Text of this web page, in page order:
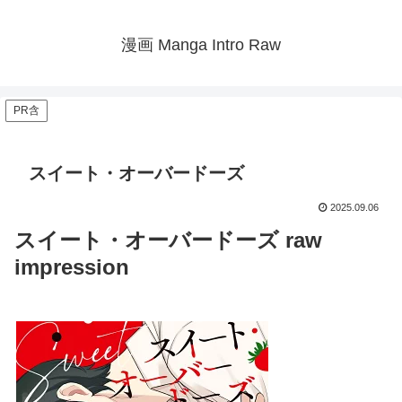
漫画 Manga Intro Raw
PR含
スイート・オーバードーズ
2025.09.06
スイート・オーバードーズ raw
impression